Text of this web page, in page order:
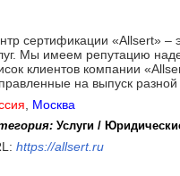
сертификации «Allsert» –
Мы имеем репутацию
клиентов компании
на выпуск
Москва
Услуги /
https://allsert.ru